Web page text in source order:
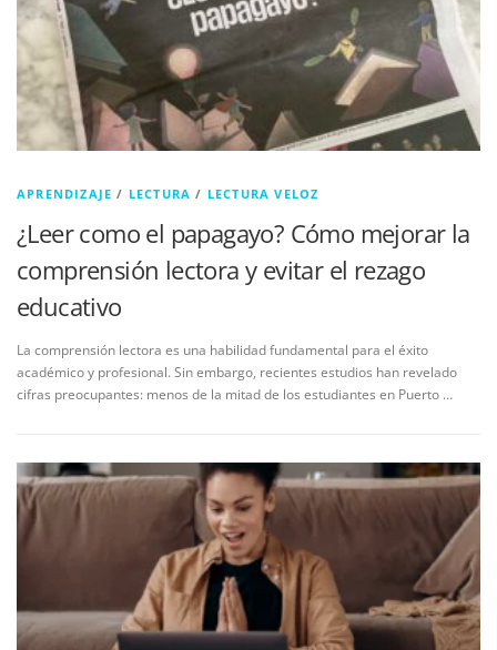
APRENDIZAJE / LECTURA / LECTURA VELOZ
¿Leer como el papagayo? Cómo mejorar la
comprensión lectora y evitar el rezago
educativo
La comprensión lectora es una habilidad fundamental para el éxito
académico y profesional. Sin embargo, recientes estudios han revelado
cifras preocupantes: menos de la mitad de los estudiantes en Puerto …